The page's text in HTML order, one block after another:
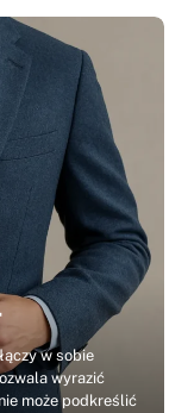
w sobie
wyrazić
może podkreślić